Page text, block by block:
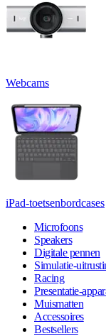
Webcams
iPad-toetsenbordcases
Microfoons
Speakers
Digitale pennen
Simulatie-
Racing
Presentatie-
Muismatten
Accessoires
Bestsellers